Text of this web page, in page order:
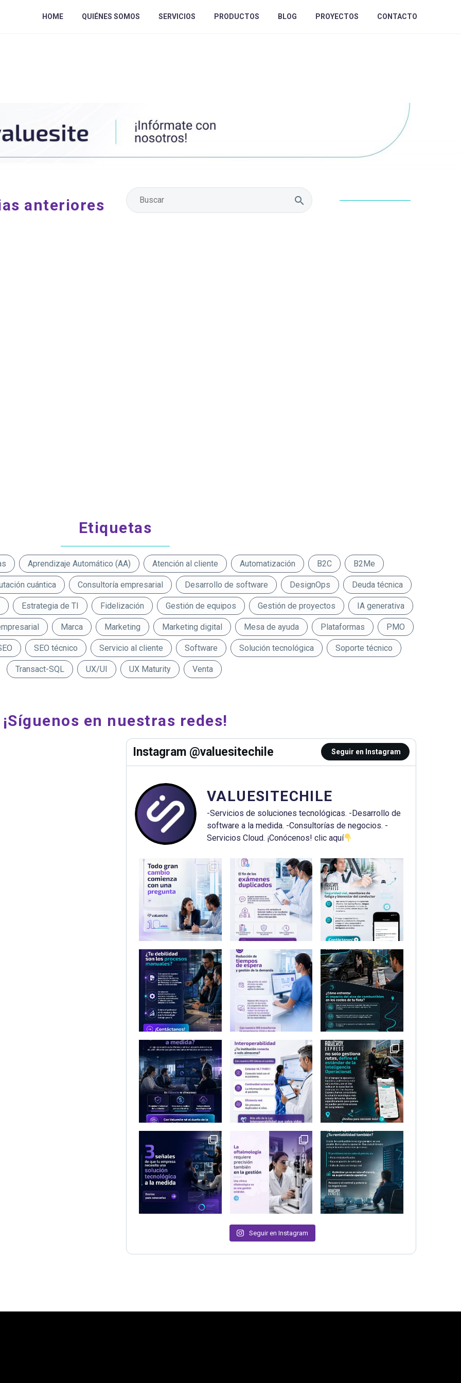
HOME QUIÉNES SOMOS SERVICIOS PRODUCTOS BLOG PROYECTOS CONTACTO
anteriores
Etiquetas
Aprendizaje Automático (AA) Atención al cliente Automatización B2C B2Me
cuántica Consultoría empresarial Desarrollo de software DesignOps Deuda técnica
Estrategia de TI Fidelización Gestión de equipos Gestión de proyectos IA generativa
Marca Marketing Marketing digital Mesa de ayuda Plataformas PMO
SEO técnico Servicio al cliente Software Solución tecnológica Soporte técnico
Transact-SQL UX/UI UX Maturity Venta
¡Síguenos en nuestras redes!
Instagram @valuesitechile Seguir en Instagram
VALUESITECHILE
-Servicios de soluciones tecnológicas. -Desarrollo de
software a la medida. -Consultorías de negocios. -
Servicios Cloud. ¡Conócenos! clic aquí
Seguir en Instagram